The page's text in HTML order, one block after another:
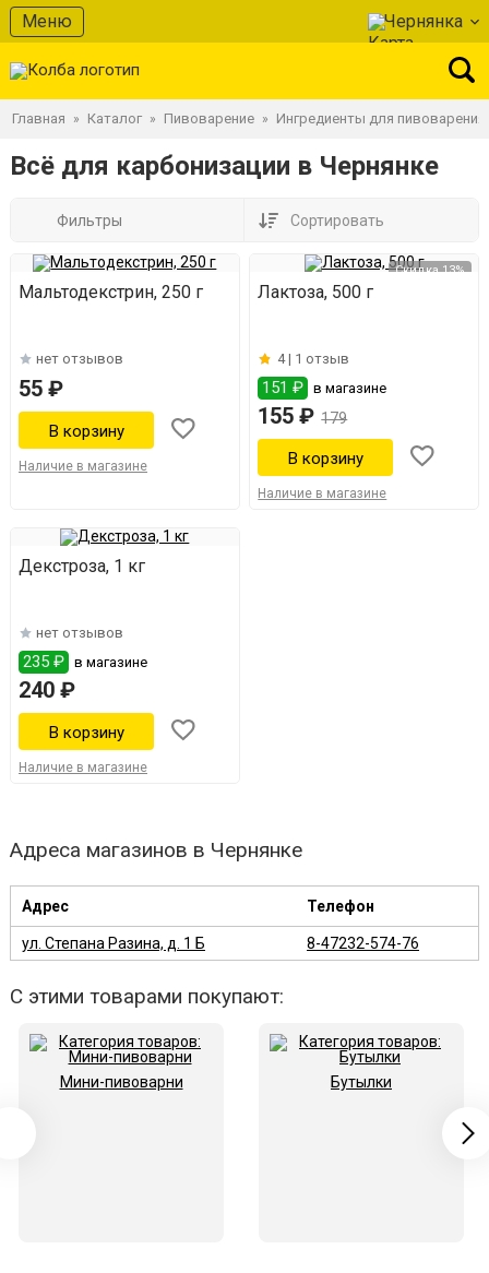
Меню Чернянка
Главная » Каталог » Пивоварение » Ингредиенты для пивоварения
Всё для карбонизации в Чернянке
Фильтры Сортировать
Мальтодекстрин, 250 г
нет отзывов
55 ₽
Наличие в магазине
Скидка 13%
Лактоза, 500 г
4 | 1 отзыв
151 ₽ в магазине
155 ₽ 179
Наличие в магазине
Декстроза, 1 кг
нет отзывов
235 ₽ в магазине
240 ₽
Наличие в магазине
Адреса магазинов в Чернянке
Адрес Телефон
ул. Степана Разина, д. 1 Б 8-47232-574-76
С этими товарами покупают:
Мини-пивоварни Бутылки